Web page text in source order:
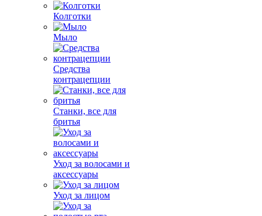
Колготки
Мыло
Средства
контрацепции
Станки, все для
бритья
Уход за волосами и
аксессуары
Уход за лицом